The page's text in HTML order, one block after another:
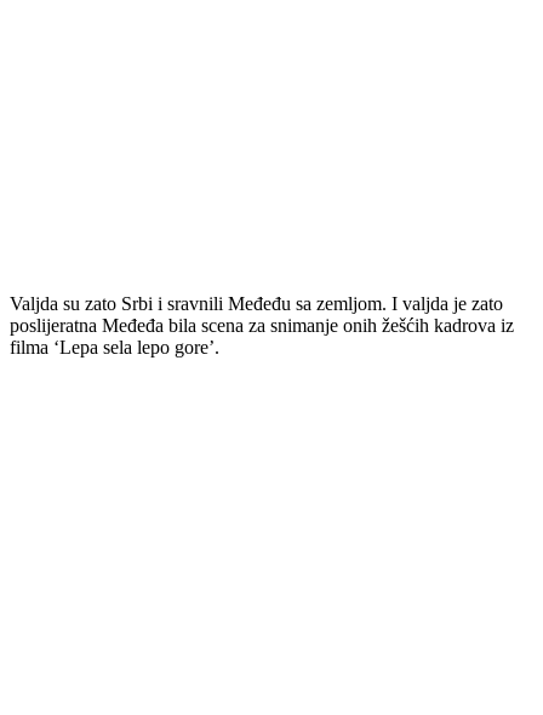
Valjda su zato Srbi i sravnili Međeđu sa zemljom. I valjda je zato
poslijeratna Međeđa bila scena za snimanje onih žešćih kadrova iz
filma ‘Lepa sela lepo gore’.